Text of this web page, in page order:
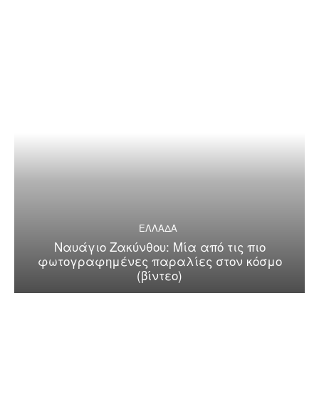
ΕΛΛΑΔΑ
Ναυάγιο Ζακύνθου: Μία από τις πιο
φωτογραφημένες παραλίες στον κόσμο
(βίντεο)